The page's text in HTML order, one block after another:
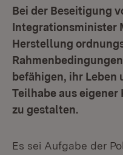
Bei der Beseitigung
Integrationsminister
Herstellung
befähigen, ihr
Teilhabe aus
zu gestalten.
Es sei Aufgabe der